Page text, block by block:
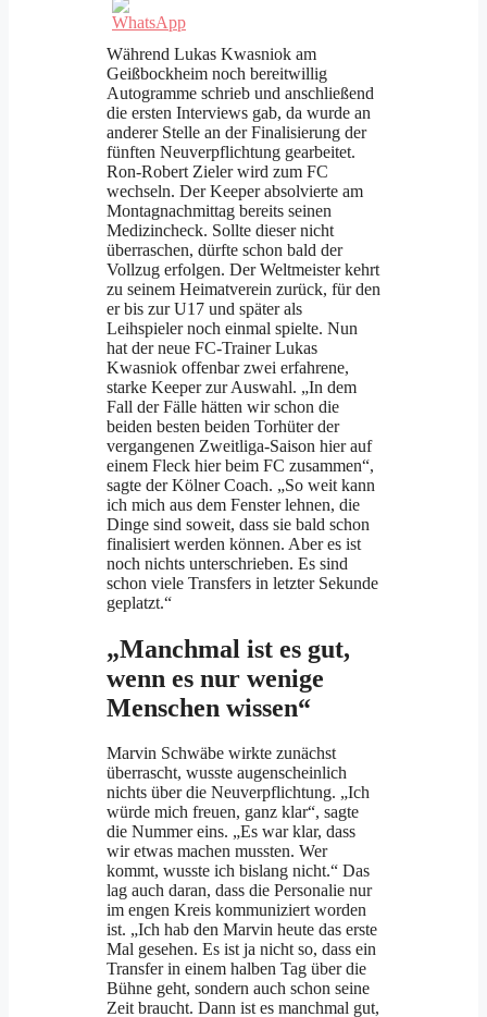
Während Lukas Kwasniok am
Geißbockheim noch bereitwillig
Autogramme schrieb und anschließend
die ersten Interviews gab, da wurde an
anderer Stelle an der Finalisierung der
fünften Neuverpflichtung gearbeitet.
Ron-Robert Zieler wird zum FC
wechseln. Der Keeper absolvierte am
Montagnachmittag bereits seinen
Medizincheck. Sollte dieser nicht
überraschen, dürfte schon bald der
Vollzug erfolgen. Der Weltmeister kehrt
zu seinem Heimatverein zurück, für den
er bis zur U17 und später als
Leihspieler noch einmal spielte. Nun
hat der neue FC-Trainer Lukas
Kwasniok offenbar zwei erfahrene,
starke Keeper zur Auswahl. „In dem
Fall der Fälle hätten wir schon die
beiden besten beiden Torhüter der
vergangenen Zweitliga-Saison hier auf
einem Fleck hier beim FC zusammen“,
sagte der Kölner Coach. „So weit kann
ich mich aus dem Fenster lehnen, die
Dinge sind soweit, dass sie bald schon
finalisiert werden können. Aber es ist
noch nichts unterschrieben. Es sind
schon viele Transfers in letzter Sekunde
geplatzt.“
„Manchmal ist es gut,
wenn es nur wenige
Menschen wissen“
Marvin Schwäbe wirkte zunächst
überrascht, wusste augenscheinlich
nichts über die Neuverpflichtung. „Ich
würde mich freuen, ganz klar“, sagte
die Nummer eins. „Es war klar, dass
wir etwas machen mussten. Wer
kommt, wusste ich bislang nicht.“ Das
lag auch daran, dass die Personalie nur
im engen Kreis kommuniziert worden
ist. „Ich hab den Marvin heute das erste
Mal gesehen. Es ist ja nicht so, dass ein
Transfer in einem halben Tag über die
Bühne geht, sondern auch schon seine
Zeit braucht. Dann ist es manchmal gut,